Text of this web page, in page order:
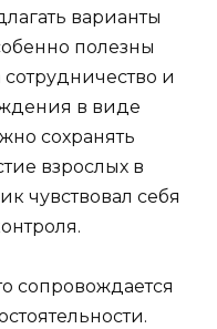
варианты
полезны
и
в виде
сохранять
взрослых в
чувствовал себя
сопровождается